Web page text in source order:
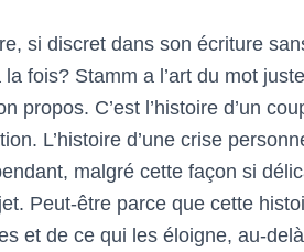
si discret dans son écriture
fois? Stamm a l’art du mot
propos. C’est l’histoire d’un
L’histoire d’une crise
malgré cette façon si
Peut-être parce que cette
et de ce qui les éloigne, au-